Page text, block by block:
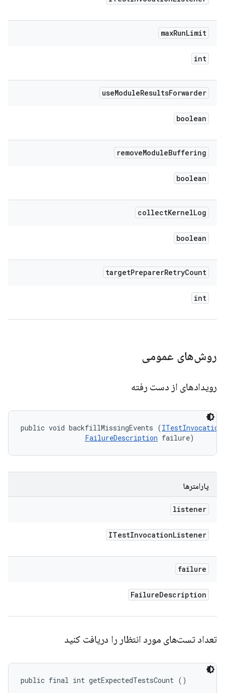
maxRunLimit
int
useModuleResultsForwarder
boolean
removeModuleBuffering
boolean
collectKernelLog
boolean
targetPreparerRetryCount
int
روش‌های عمومی
رویدادهای از دست رفته
public void backfillMissingEvents (
FailureDescription failure)
پارامترها
listener
ITestInvocationListener
failure
FailureDescription
تعداد تست‌های مورد انتظار را دریافت کنید
public final int getExpectedTestsCount ()